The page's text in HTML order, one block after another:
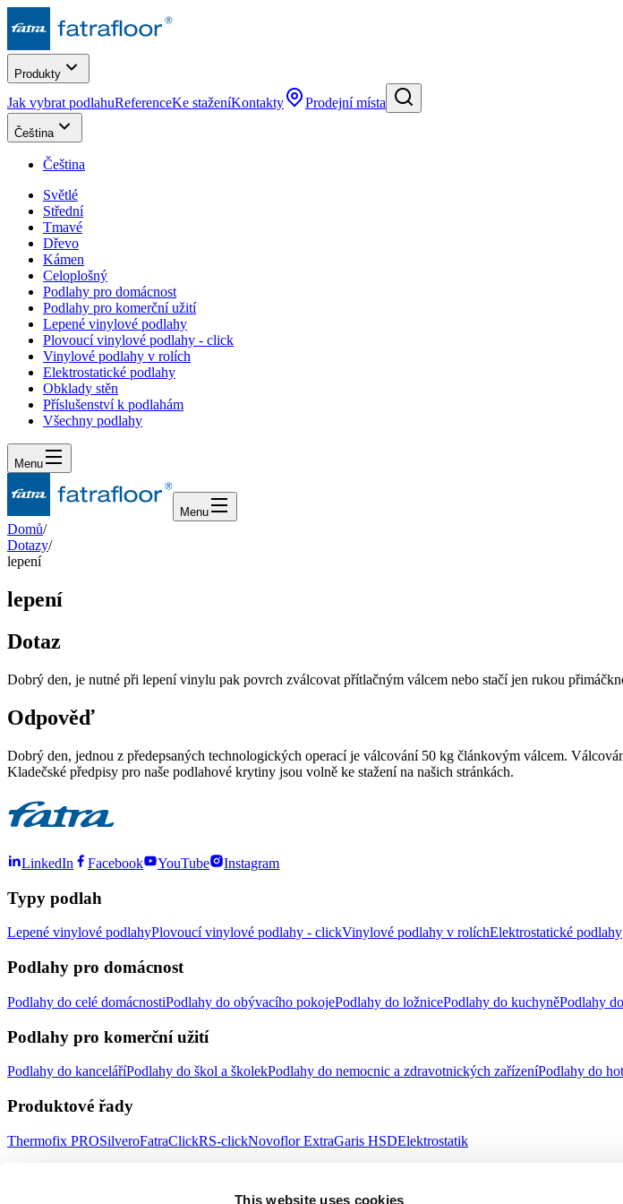
This website uses cookies
Produkty
Jak vybrat podlahuReferenceKe staženíKontakty Prodejní místa
Čeština
Čeština
Světlé
Střední
Tmavé
Dřevo
Kámen
Celoplošný
Podlahy pro domácnost
Podlahy pro komerční užití
Lepené vinylové podlahy
Plovoucí vinylové podlahy - click
Vinylové podlahy v rolích
Elektrostatické podlahy
Obklady stěn
Příslušenství k podlahám
Všechny podlahy
Menu
Menu
Domů/
Dotazy/
lepení
lepení
Dotaz
Dobrý den, je nutné při lepení vinylu pak povrch zválcovat přítlačným válcem nebo stačí jen rukou
Odpověď
Dobrý den, jednou z předepsaných technologických operací je válcování 50 kg článkovým válcem.
Kladečské předpisy pro naše podlahové krytiny jsou volně ke stažení na našich stránkách.
LinkedIn Facebook YouTube Instagram
Typy podlah
Lepené vinylové podlahyPlovoucí vinylové podlahy - clickVinylové podlahy v rolíchElektrostatické podlahy
Podlahy pro domácnost
Podlahy do celé domácnostiPodlahy do obývacího pokojePodlahy do ložnicePodlahy do kuchyněPodlahy
Podlahy pro komerční užití
Podlahy do kanceláříPodlahy do škol a školekPodlahy do nemocnic a zdravotnických zařízeníPodlahy do
Produktové řady
Thermofix PROSilveroFatraClickRS-clickNovoflor ExtraGaris HSDElektrostatik